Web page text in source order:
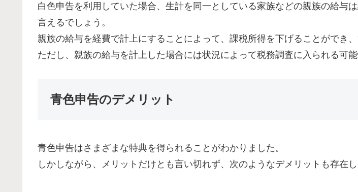
白色申告を利用していた場合、生計を同一としている家族などの親族の給与
言えるでしょう。
親族の給与を経費で計上にすることによって、課税所得を下げることができ、
ただし、親族の給与を計上した場合には状況によって税務調査に入られる可
青色申告のデメリット
青色申告はさまざまな特典を得られることがわかりました。
しかしながら、メリットだけとも言い切れず、次のようなデメリットも存在し